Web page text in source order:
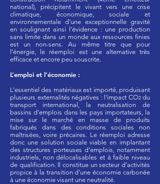
national), précipitent le vivant vers une crise
climatique, économique, sociale et
environnementale d’une exceptionnelle gravité
en soulignant ainsi l’évidence : une production
sans limite dans un monde aux ressources finies
est un non-sens. Au même titre que pour
l’énergie, le réemploi est une alternative très
efficace et encore peu souscrite.
L’emploi et l’économie :
L’essentiel des matériaux est importé, produisant
plusieurs externalités négatives : l’impact CO2du
transport international, la neutralisation de
bassins d’emplois dans les pays importateurs, la
mise sur le marché en masse de produits
fabriqués dans des conditions sociales non
maîtrisées, voire précaires. Le réemploi adresse
donc une solution sociale viable en implantant
des structures porteuses d’emplois, notamment
industriels, non délocalisables et à faible niveau
de qualification. Il constitue un secteur d’activités
propice à la transition d’une économie carbonée
à une économie visant une neutralité.